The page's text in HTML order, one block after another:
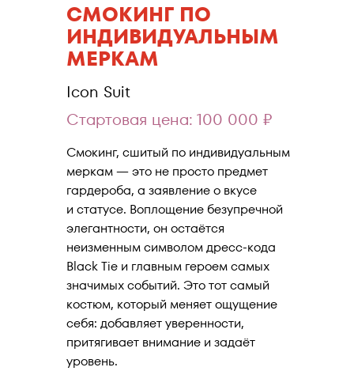
СМОКИНГ ПО
ИНДИВИДУАЛЬНЫМ
МЕРКАМ
Стартовая цена: 100 000 ₽
Icon Suit
Смокинг, сшитый по индивидуальным
меркам — это не просто предмет
гардероба, а заявление о вкусе
и статусе. Воплощение безупречной
элегантности, он остаётся
неизменным символом дресс-кода
Black Tie и главным героем самых
значимых событий. Это тот самый
костюм, который меняет ощущение
себя: добавляет уверенности,
притягивает внимание и задаёт
уровень.